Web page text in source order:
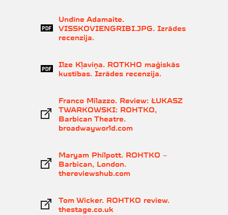
Undīne Adamaite.
VISSKOVIENGRIBI.JPG. Izrādes
recenzija.
Ilze Kļaviņa. ROTKHO maģiskās
kustības. Izrādes recenzija.
Franco Milazzo. Review: ŁUKASZ
TWARKOWSKI: ROHTKO,
Barbican Theatre.
broadwayworld.com
Maryam Philpott. ROHTKO –
Barbican, London.
thereviewshub.com
Tom Wicker. ROHTKO review.
thestage.co.uk